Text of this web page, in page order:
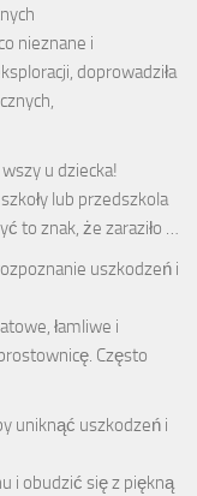
nieznane i
doprowadziła
u dziecka!
lub przedszkola
to znak, że zaraziło …
uszkodzeń i
łamliwe i
Często
uniknąć uszkodzeń i
i obudzić się z piękną